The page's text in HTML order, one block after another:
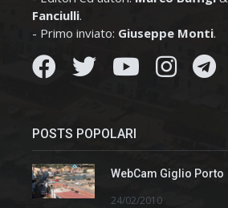
Fanciulli.
- Primo inviato: Giuseppe Monti.
POSTS POPOLARI
WebCam Giglio Porto
24/02/2010